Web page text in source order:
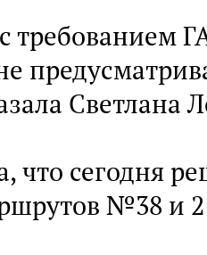
требованием
Светлана
что сегодня
№38 и